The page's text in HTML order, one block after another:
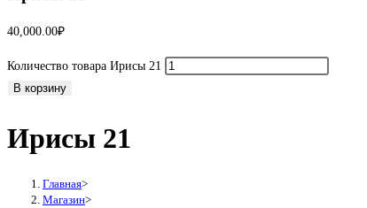
40,000.00₽
Количество товара Ирисы 21
В корзину
Ирисы 21
Главная>
Магазин>